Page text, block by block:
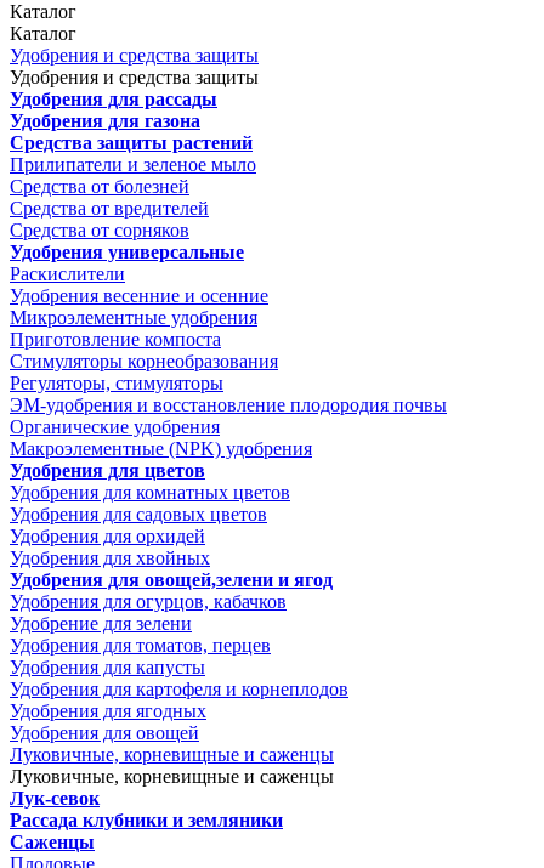
Каталог
Каталог
Удобрения и средства защиты
Удобрения и средства защиты
Удобрения для рассады
Удобрения для газона
Средства защиты растений
Прилипатели и зеленое мыло
Средства от болезней
Средства от вредителей
Средства от сорняков
Удобрения универсальные
Раскислители
Удобрения весенние и осенние
Микроэлементные удобрения
Приготовление компоста
Стимуляторы корнеобразования
Регуляторы, стимуляторы
ЭМ-удобрения и восстановление плодородия почвы
Органические удобрения
Макроэлементные (NPK) удобрения
Удобрения для цветов
Удобрения для комнатных цветов
Удобрения для садовых цветов
Удобрения для орхидей
Удобрения для хвойных
Удобрения для овощей,зелени и ягод
Удобрения для огурцов, кабачков
Удобрение для зелени
Удобрения для томатов, перцев
Удобрения для капусты
Удобрения для картофеля и корнеплодов
Удобрения для ягодных
Удобрения для овощей
Луковичные, корневищные и саженцы
Луковичные, корневищные и саженцы
Лук-севок
Рассада клубники и земляники
Саженцы
Плодовые